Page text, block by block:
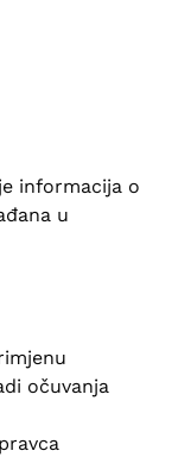
informacija o
u
očuvanja